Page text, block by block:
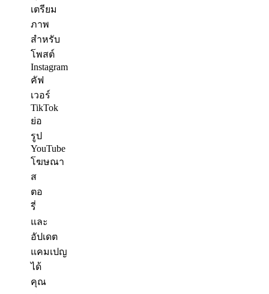
เตรียม
ภาพ
สำหรับ
โพสต์
Instagram
คัฟ
เวอร์
TikTok
ย่อ
รูป
YouTube
โฆษณา
ส
ตอ
รี่
และ
อัปเดต
แคมเปญ
ได้
คุณ